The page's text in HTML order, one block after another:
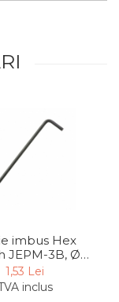
imbus Hex
JEPM-3B, Ø3
mm
1,53 Lei
inclus